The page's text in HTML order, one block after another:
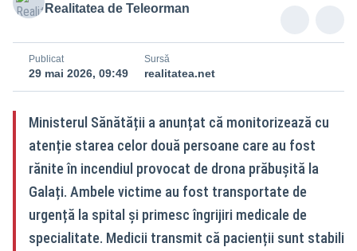
Realitatea de Teleorman
Publicat
29 mai 2026, 09:49
Sursă
realitatea.net
Ministerul Sănătății a anunțat că monitorizează cu
atenție starea celor două persoane care au fost
rănite în incendiul provocat de drona prăbușită la
Galați. Ambele victime au fost transportate de
urgență la spital și primesc îngrijiri medicale de
specialitate. Medicii transmit că pacienții sunt stabili